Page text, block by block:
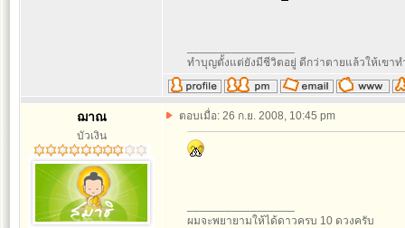
ทำบุญตั้งแต่ยังมีชีวิตอยู่ ดีกว่าตายแล้วให้เขา
ฌาณ
บัวเงิน
ตอบเมื่อ: 26 ก.ย. 2008, 10:45 pm
ผมจะพยายามให้ได้ดาวครบ 10 ดวงครับ